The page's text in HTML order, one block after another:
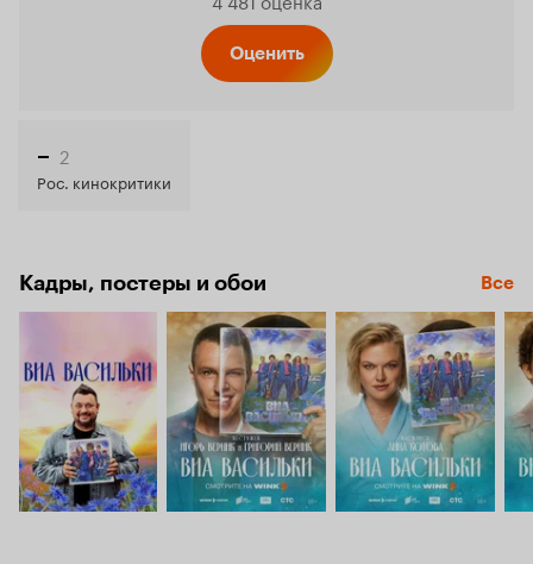
Оценить
– 2
Рос. кинокритики
Кадры, постеры и обои Все